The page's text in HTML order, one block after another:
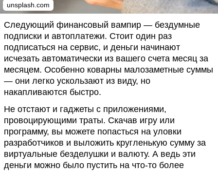
unsplash.com
Следующий финансовый вампир — бездумные
подписки и автоплатежи. Стоит один раз
подписаться на сервис, и деньги начинают
исчезать автоматически из вашего счета месяц за
месяцем. Особенно коварны малозаметные суммы
— они легко ускользают из виду, но
накапливаются быстро.
Не отстают и гаджеты с приложениями,
провоцирующими траты. Скачав игру или
программу, вы можете попасться на уловки
разработчиков и выложить кругленькую сумму за
виртуальные безделушки и валюту. А ведь эти
деньги можно было пустить на что-то более